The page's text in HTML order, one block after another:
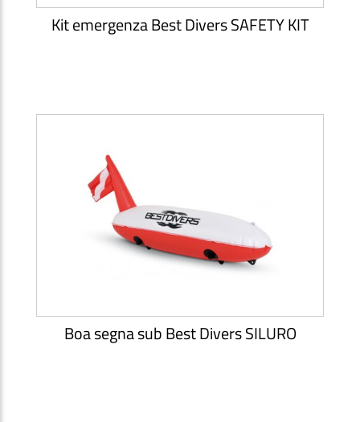
Kit emergenza Best Divers SAFETY KIT
Boa segna sub Best Divers SILURO